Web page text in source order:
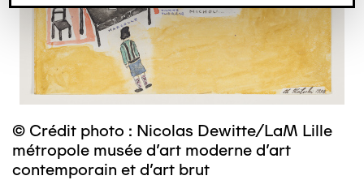
© Crédit photo : Nicolas Dewitte/LaM Lille
métropole musée d’art moderne d’art
contemporain et d’art brut